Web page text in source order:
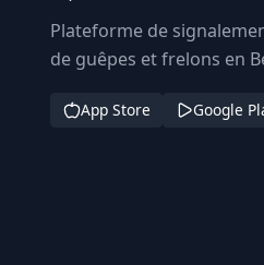
Plateforme de
de guêpes et frelons en
App Store Google